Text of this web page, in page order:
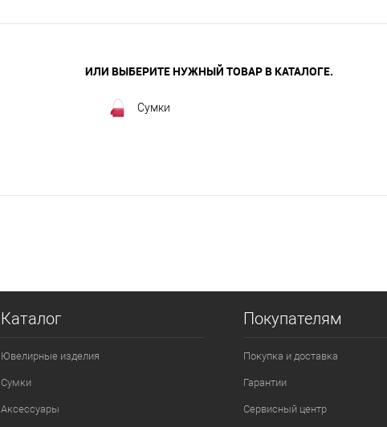
ИЛИ ВЫБЕРИТЕ НУЖНЫЙ ТОВАР В КАТАЛОГЕ.
Сумки
Каталог
Ювелирные изделия
Сумки
Аксессуары
Покупателям
Покупка и доставка
Гарантии
Сервисный центр